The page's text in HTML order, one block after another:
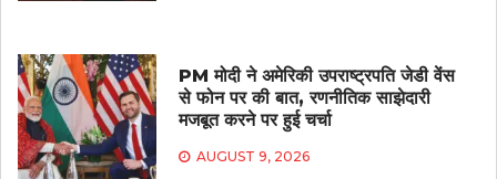
PM मोदी ने अमेरिकी उपराष्ट्रपति जेडी वेंस
से फोन पर की बात, रणनीतिक साझेदारी
मजबूत करने पर हुई चर्चा
AUGUST 9, 2026